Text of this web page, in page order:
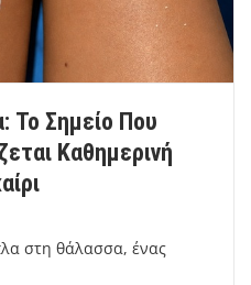
Το Σημείο Που
Καθημερινή
στη θάλασσα, ένας